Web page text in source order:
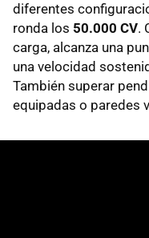
diferentes
ronda los 50.000 CV.
carga, alcanza una
una velocidad
También superar
equipadas o paredes